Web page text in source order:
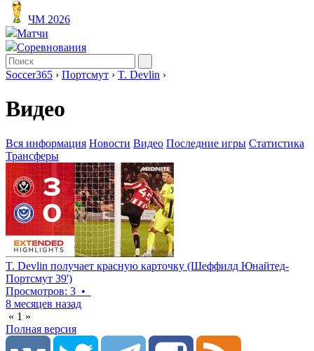
ЧМ 2026
Матчи
Соревнования
Soccer365 › Портсмут › T. Devlin ›
Видео
Вся информация Новости Видео Последние игры Статистика
Трансферы
T. Devlin получает красную карточку (Шеффилд Юнайтед-
Портсмут 39')
Просмотров: 3 •
8 месяцев назад
« 1 »
Полная версия